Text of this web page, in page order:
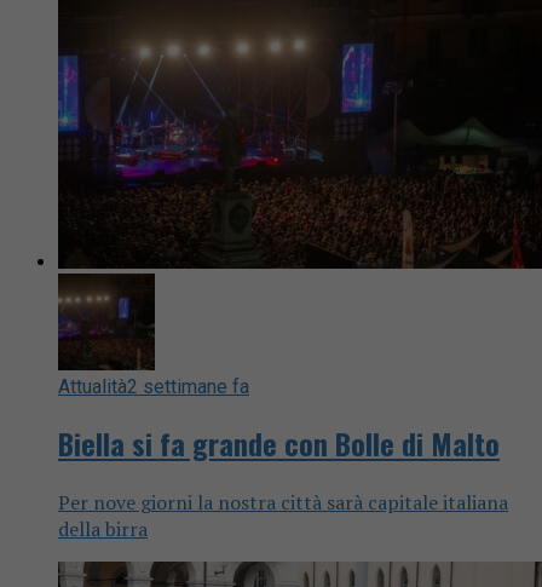
Attualità2 settimane fa
Biella si fa grande con Bolle di Malto
Per nove giorni la nostra città sarà capitale italiana
della birra